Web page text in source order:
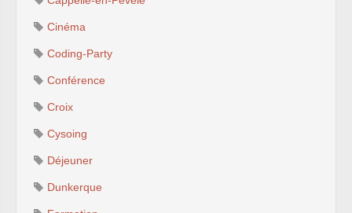
Cinéma
Coding-Party
Conférence
Croix
Cysoing
Déjeuner
Dunkerque